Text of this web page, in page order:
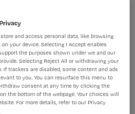
Algemeen verpleegkundige
AANSTELLING
Vaste aanstelling
NIVEAU
MBO
and access personal data, like browsing
your device. Selecting I Accept enables
the purposes shown under we and our
Selecting Reject All or withdrawing your
trackers are disabled, some content and ads
to you. You can resurface this menu to
consent at any time by clicking the
the bottom of the webpage. Your choices will
For more details, refer to our Privacy